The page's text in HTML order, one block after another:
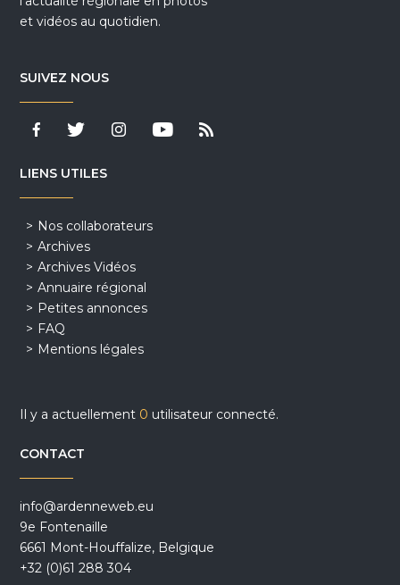
et vidéos au quotidien.
SUIVEZ NOUS
LIENS UTILES
Nos collaborateurs
Archives
Archives Vidéos
Annuaire régional
Petites annonces
FAQ
Mentions légales
Il y a actuellement 0 utilisateur connecté.
CONTACT
info@ardenneweb.eu
9e Fontenaille
6661 Mont-Houffalize, Belgique
+32 (0)61 288 304